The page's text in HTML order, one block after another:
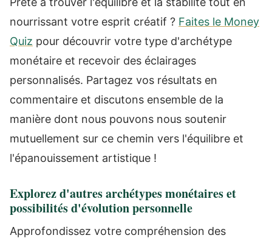
nourrissant votre esprit créatif ? Faites le Money
Quiz pour découvrir votre type d'archétype
monétaire et recevoir des éclairages
personnalisés. Partagez vos résultats en
commentaire et discutons ensemble de la
manière dont nous pouvons nous soutenir
mutuellement sur ce chemin vers l'équilibre et
l'épanouissement artistique !
Explorez d'autres archétypes monétaires et
possibilités d'évolution personnelle
Approfondissez votre compréhension des